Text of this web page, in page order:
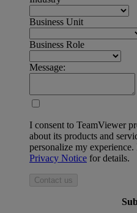
Business Unit
Business Role
Message:
I consent to TeamViewer
about its products and
personalize my
Privacy Notice for details.
Contact us